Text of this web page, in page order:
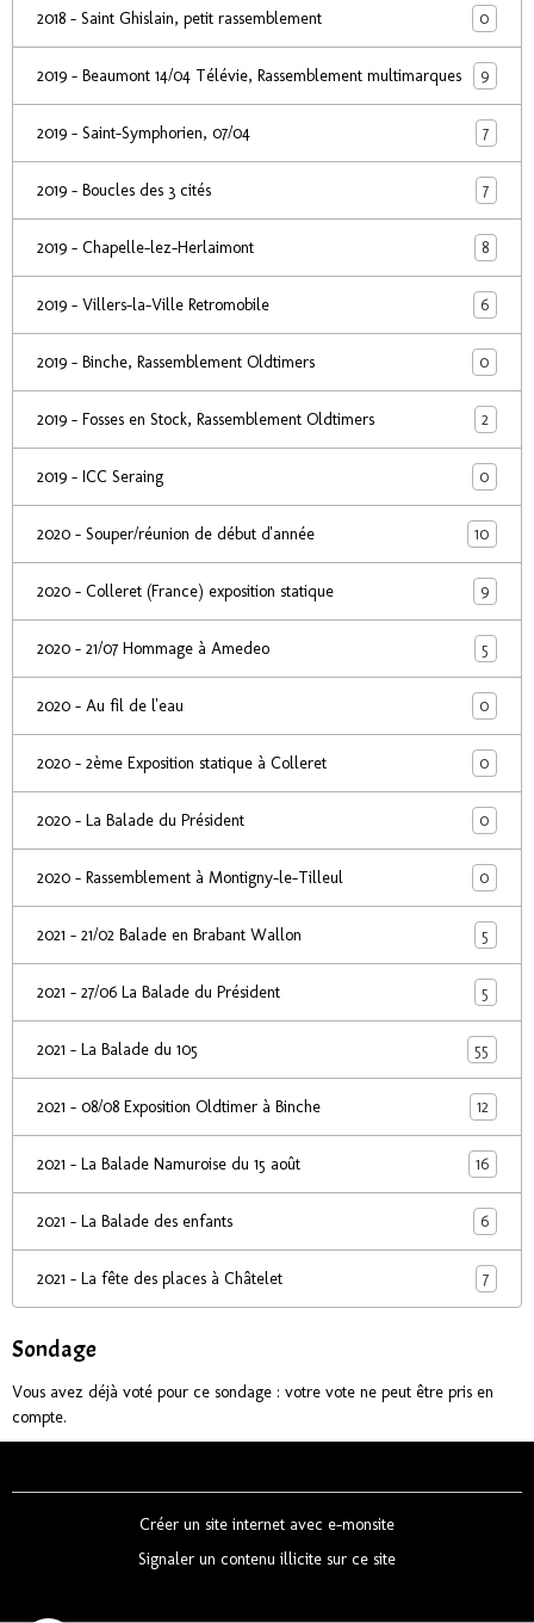
2018 - Saint Ghislain, petit rassemblement 0
2019 - Beaumont 14/04 Télévie, Rassemblement multimarques 9
2019 - Saint-Symphorien, 07/04 7
2019 - Boucles des 3 cités 7
2019 - Chapelle-lez-Herlaimont 8
2019 - Villers-la-Ville Retromobile 6
2019 - Binche, Rassemblement Oldtimers 0
2019 - Fosses en Stock, Rassemblement Oldtimers 2
2019 - ICC Seraing 0
2020 - Souper/réunion de début d'année 10
2020 - Colleret (France) exposition statique 9
2020 - 21/07 Hommage à Amedeo 5
2020 - Au fil de l'eau 0
2020 - 2ème Exposition statique à Colleret 0
2020 - La Balade du Président 0
2020 - Rassemblement à Montigny-le-Tilleul 0
2021 - 21/02 Balade en Brabant Wallon 5
2021 - 27/06 La Balade du Président 5
2021 - La Balade du 105 55
2021 - 08/08 Exposition Oldtimer à Binche 12
2021 - La Balade Namuroise du 15 août 16
2021 - La Balade des enfants 6
2021 - La fête des places à Châtelet 7
Sondage
Vous avez déjà voté pour ce sondage : votre vote ne peut être pris en
compte.
Créer un site internet avec e-monsite
Signaler un contenu illicite sur ce site